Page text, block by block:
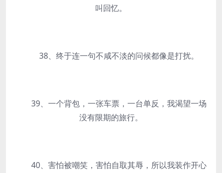
叫回忆。
38、终于连一句不咸不淡的问候都像是打扰。
39、一个背包，一张车票，一台单反，我渴望一场
没有限期的旅行。
40、害怕被嘲笑，害怕自取其辱，所以我装作开心